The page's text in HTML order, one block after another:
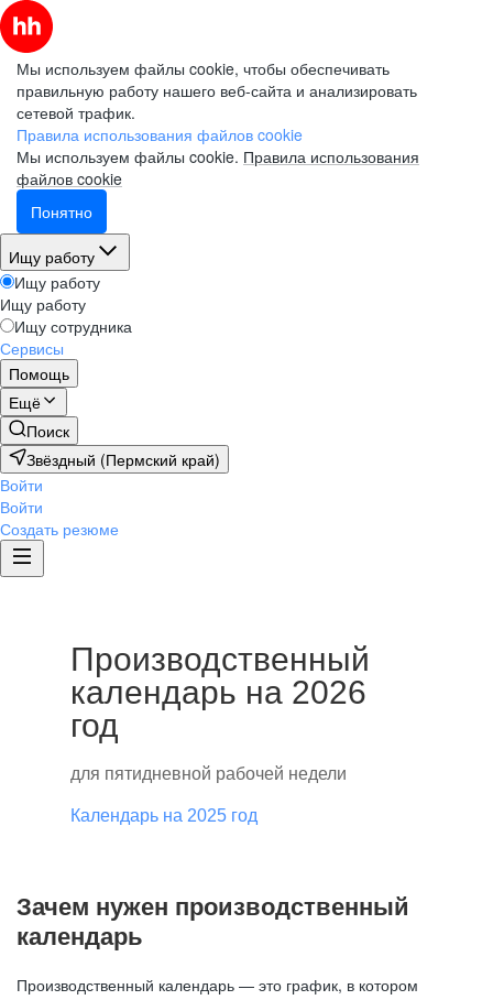
Мы используем файлы cookie, чтобы обеспечивать
правильную работу нашего веб-сайта и анализировать
сетевой трафик.
Правила использования файлов cookie
Мы используем файлы cookie. Правила использования
файлов cookie
Понятно
Ищу работу
Ищу работу
Ищу работу
Ищу сотрудника
Сервисы
Помощь
Ещё
Поиск
Звёздный (Пермский край)
Войти
Войти
Создать резюме
Производственный
календарь на 2026
год
для пятидневной рабочей недели
Календарь на 2025 год
Зачем нужен производственный
календарь
Производственный календарь — это график, в котором